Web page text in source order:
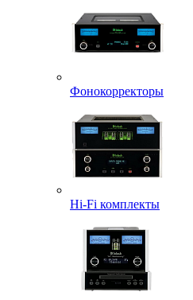
Фонокорректоры
Hi-Fi комплекты